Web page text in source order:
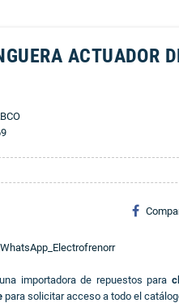
ACTUADOR
importadora de repuestos para
para solicitar acceso a todo el